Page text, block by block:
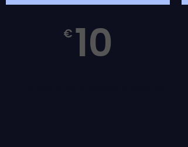
€ 10